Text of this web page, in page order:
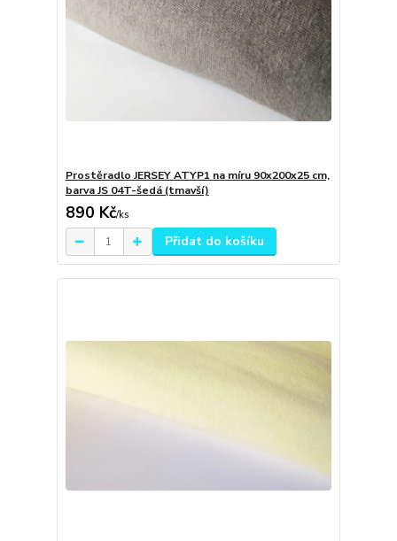
Prostěradlo JERSEY ATYP1 na míru 90x200x25 cm,
barva JS 04T-šedá (tmavší)
890 Kč/ks
Přidat do košíku